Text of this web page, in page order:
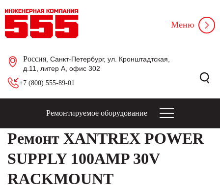
Россия , Санкт-Петербург, ул. Кронштадтская,
д.11, литер А, офис 302
+7 (800) 555-89-01
Меню
Ремонтируемое оборудование
Ремонт XANTREX POWER
SUPPLY 100AMP 30V
RACKMOUNT